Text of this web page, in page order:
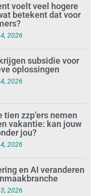
voelt veel hogere
betekent dat voor
2026
subsidie voor
oplossingen
2026
tien zzp’ers nemen
vakantie: kan jouw
jou?
2026
en AI veranderen
2026